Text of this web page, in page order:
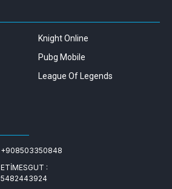
Knight Online
Pubg Mobile
League Of Legends
+908503350848
ETİMESGUT :
5482443924